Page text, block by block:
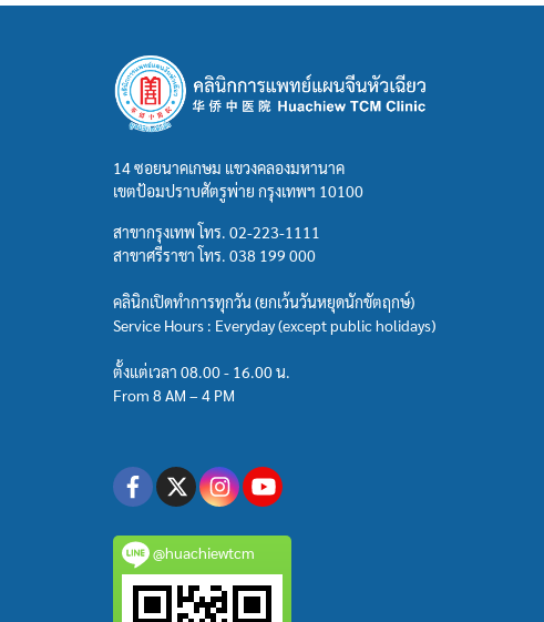
14 ซอยนาคเกษม แขวงคลองมหานาค
เขตป้อมปราบศัตรูพ่าย กรุงเทพฯ 10100
สาขากรุงเทพ โทร. 02-223-1111
สาขาศรีราชา โทร. 038 199 000
คลินิกเปิดทำการทุกวัน (ยกเว้นวันหยุดนักขัตฤกษ์)
Service Hours : Everyday (except public holidays)
ตั้งแต่เวลา 08.00 - 16.00 น.
From 8 AM – 4 PM
@huachiewtcm